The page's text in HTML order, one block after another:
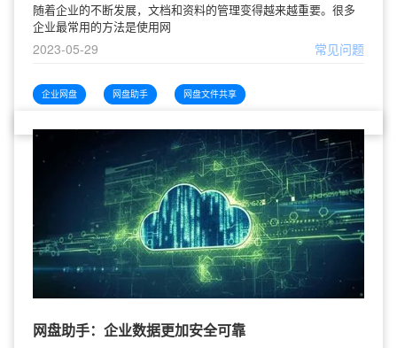
随着企业的不断发展，文档和资料的管理变得越来越重要。很多
企业最常用的方法是使用网
2023-05-29 常见问题
企业网盘 网盘助手 网盘文件共享
网盘助手：企业数据更加安全可靠